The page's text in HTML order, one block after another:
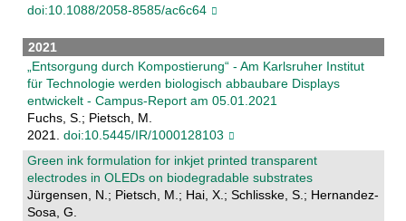
doi:10.1088/2058-8585/ac6c64
2021
„Entsorgung durch Kompostierung“ - Am Karlsruher Institut
für Technologie werden biologisch abbaubare Displays
entwickelt - Campus-Report am 05.01.2021
Fuchs, S.; Pietsch, M.
2021. doi:10.5445/IR/1000128103
Green ink formulation for inkjet printed transparent
electrodes in OLEDs on biodegradable substrates
Jürgensen, N.; Pietsch, M.; Hai, X.; Schlisske, S.; Hernandez-
Sosa, G.